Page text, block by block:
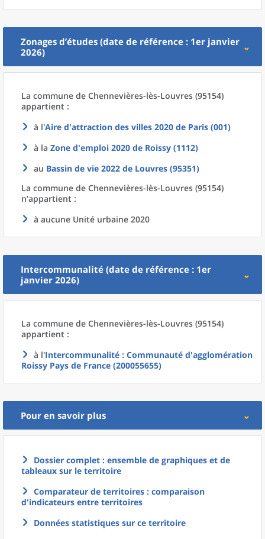
Zonages d’études (date de référence : 1er janvier
2026)
La commune de Chennevières-lès-Louvres (95154)
appartient :
à l'Aire d'attraction des villes 2020 de Paris (001)
à la Zone d'emploi 2020 de Roissy (1112)
au Bassin de vie 2022 de Louvres (95351)
La commune de Chennevières-lès-Louvres (95154)
n’appartient :
à aucune Unité urbaine 2020
Intercommunalité (date de référence : 1er
janvier 2026)
La commune de Chennevières-lès-Louvres (95154)
appartient :
à l'Intercommunalité : Communauté d'agglomération
Roissy Pays de France (200055655)
Pour en savoir plus
Dossier complet : ensemble de graphiques et de
tableaux sur le territoire
Comparateur de territoires : comparaison
d'indicateurs entre territoires
Données statistiques sur ce territoire